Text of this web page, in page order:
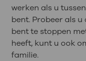
werken als u
bent. Probeer als
bent te stoppen
heeft, kunt u ook
familie.